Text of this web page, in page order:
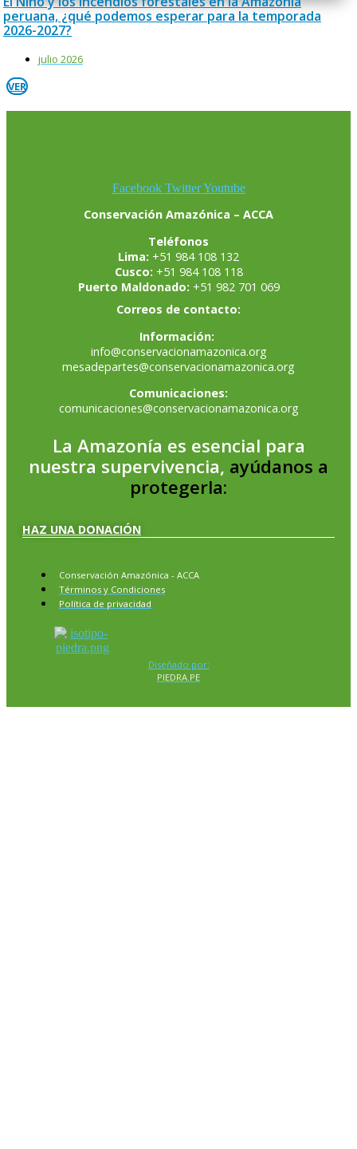
peruana, ¿qué podemos esperar para la temporada
2026-2027?
julio 2026
VER
Facebook Twitter Youtube
Conservación Amazónica – ACCA
Teléfonos
Lima: +51 984 108 132
Cusco: +51 984 108 118
Puerto Maldonado: +51 982 701 069
Correos de contacto:
Información:
info@conservacionamazonica.org
mesadepartes@conservacionamazonica.org
Comunicaciones:
comunicaciones@conservacionamazonica.org
La Amazonía es esencial para
nuestra supervivencia, ayúdanos a
protegerla:
HAZ UNA DONACIÓN
Conservación Amazónica - ACCA
Términos y Condiciones
Política de privacidad
Diseñado por:
PIEDRA.PE